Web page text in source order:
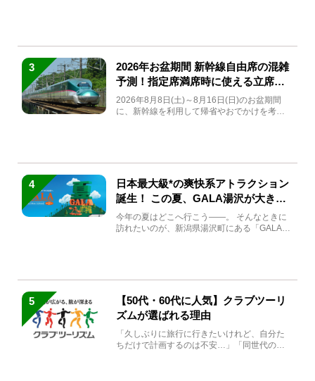
3
2026年お盆期間 新幹線自由席の混雑
予測！指定席満席時に使える立席特
急券も解説
2026年8月8日(土)～8月16日(日)のお盆期間
に、新幹線を利用して帰省やおでかけを考え
4
日本最大級*の爽快系アトラクション
誕生！ この夏、GALA湯沢が大きく
生まれ変わる
今年の夏はどこへ行こう――。 そんなときに
訪れたいのが、新潟県湯沢町にある「GALA湯
5
【50代・60代に人気】クラブツーリ
ズムが選ばれる理由
「久しぶりに旅行に行きたいけれど、自分た
ちだけで計画するのは不安…」「同世代の方